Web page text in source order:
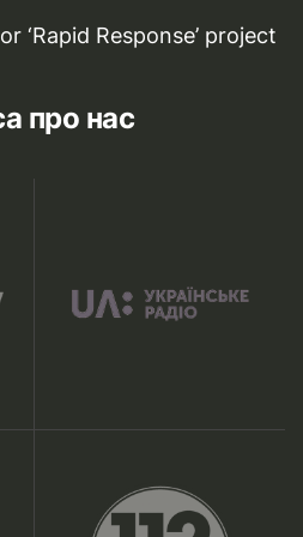
‘Rapid Response’ project
про нас